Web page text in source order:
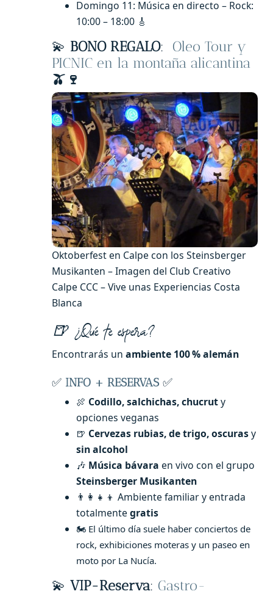
Domingo 11: Música en directo – Rock:
10:00 – 18:00 🎸
💫 BONO REGALO: Oleo Tour y
PICNIC en la montaña alicantina
🫒🍷
Oktoberfest en Calpe con los Steinsberger
Musikanten – Imagen del Club Creativo
Calpe CCC – Vive unas Experiencias Costa
Blanca
🍺 ¿Qué te espera?
Encontrarás un ambiente 100 % alemán
✅ INFO + RESERVAS ✅
🍖 Codillo, salchichas, chucruty
opciones veganas
🍺 Cervezas rubias, de trigo, oscurasy
sin alcohol
🎶 Música bávara en vivo con el grupo
Steinsberger Musikanten
👨‍👩‍👧‍👦 Ambiente familiar y entrada
totalmente gratis
🏍️ El último día suele haber conciertos de
rock, exhibiciones moteras y un paseo en
moto por La Nucía.
💫 VIP-Reserva: Gastro-